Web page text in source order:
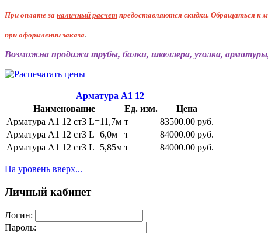
При оплате за наличный расчет предоставляются скидки. Обращаться к
при оформлении заказа.
Возможна продажа трубы, балки, швеллера, уголка,
Наименование Ед. изм. Цена
Арматура А1 12
Арматура А1 12 ст3 L=11,7м т
83500.00 руб.
Арматура А1 12 ст3 L=6,0м
т
84000.00 руб.
Арматура А1 12 ст3 L=5,85м т 84000.00 руб.
На уровень вверх...
Личный кабинет
Логин:
Пароль: